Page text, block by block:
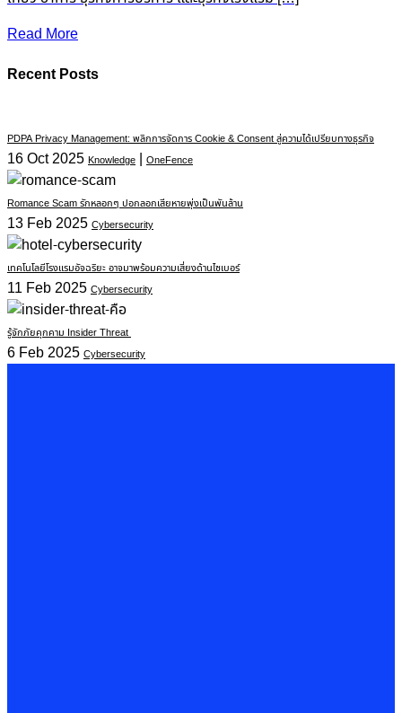
Read More
Recent Posts
PDPA Privacy Management: พลิกการจัดการ Cookie & Consent สู่ความได้เปรียบทางธุรกิจ
16 Oct 2025 Knowledge | OneFence
Romance Scam รักหลอกๆ ปอกลอกเสียหายพุ่งเป็นพันล้าน
13 Feb 2025 Cybersecurity
เทคโนโลยีโรงแรมอัจฉริยะ อาจมาพร้อมความเสี่ยงด้านไซเบอร์
11 Feb 2025 Cybersecurity
รู้จักภัยคุกคาม Insider Threat
6 Feb 2025 Cybersecurity